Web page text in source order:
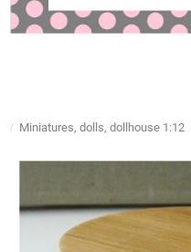
Miniatures, dolls, dollhouse 1:12